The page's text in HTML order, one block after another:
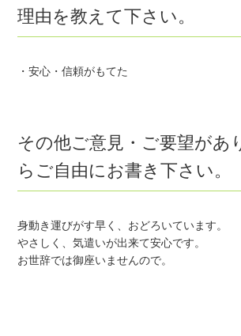
理由を教えて下さい。
・安心・信頼がもてた
その他ご意見・ご要望があ
らご自由にお書き下さい。
身動き運びがす早く、おどろいています。
やさしく、気遣いが出来て安心です。
お世辞では御座いませんので。